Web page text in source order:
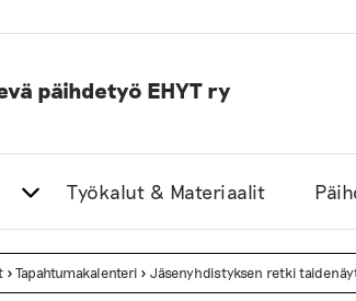
päihdetyö EHYT ry
Työkalut & Materiaalit
>Tapahtumakalenteri > Jäsenyhdistyksen retki